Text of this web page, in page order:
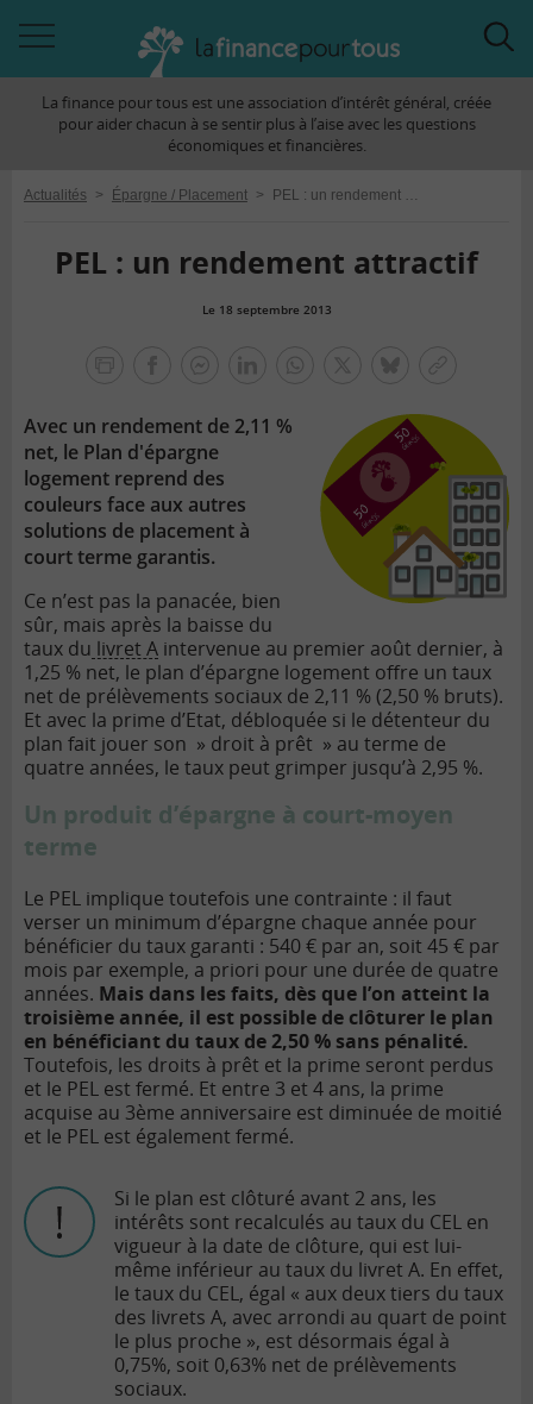
àLa finance pour tous est une association d’intérêt général, créée
pour aider chacun à se sentir plus à l’aise avec les questions
économiques et financières.
Actualités > Épargne / Placement > PEL : un rendement attractif
PEL : un rendement attractif
Le 18 septembre 2013
lien
Avec un rendement de 2,11 %
net, le Plan d'épargne
logement reprend des
couleurs face aux autres
solutions de placement à
court terme garantis.
Ce n’est pas la panacée, bien
sûr, mais après la baisse du
taux du livret A intervenue au premier août dernier, à
1,25 % net, le plan d’épargne logement offre un taux
net de prélèvements sociaux de 2,11 % (2,50 % bruts).
Et avec la prime d’Etat, débloquée si le détenteur du
plan fait jouer son » droit à prêt » au terme de
quatre années, le taux peut grimper jusqu’à 2,95 %.
Un produit d’épargne à court-moyen
terme
Le PEL implique toutefois une contrainte : il faut
verser un minimum d’épargne chaque année pour
bénéficier du taux garanti : 540 € par an, soit 45 € par
mois par exemple, a priori pour une durée de quatre
années. Mais dans les faits, dès que l’on atteint la
troisième année, il est possible de clôturer le plan
en bénéficiant du taux de 2,50 % sans pénalité.
Toutefois, les droits à prêt et la prime seront perdus
et le PEL est fermé. Et entre 3 et 4 ans, la prime
acquise au 3ème anniversaire est diminuée de moitié
et le PEL est également fermé.
Si le plan est clôturé avant 2 ans, les
intérêts sont recalculés au taux du CEL en
vigueur à la date de clôture, qui est lui-
même inférieur au taux du livret A. En effet,
le taux du CEL, égal « aux deux tiers du taux
des livrets A, avec arrondi au quart de point
le plus proche », est désormais égal à
0,75%, soit 0,63% net de prélèvements
sociaux.